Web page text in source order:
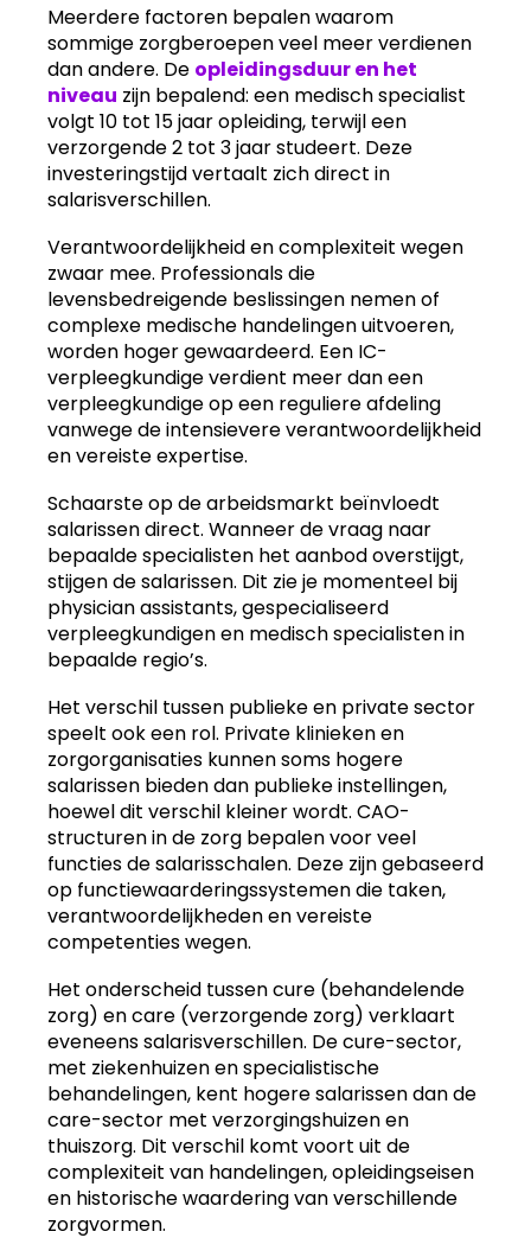
Meerdere factoren bepalen waarom
sommige zorgberoepen veel meer verdienen
dan andere. De opleidingsduur en het
niveau zijn bepalend: een medisch specialist
volgt 10 tot 15 jaar opleiding, terwijl een
verzorgende 2 tot 3 jaar studeert. Deze
investeringstijd vertaalt zich direct in
salarisverschillen.
Verantwoordelijkheid en complexiteit wegen
zwaar mee. Professionals die
levensbedreigende beslissingen nemen of
complexe medische handelingen uitvoeren,
worden hoger gewaardeerd. Een IC-
verpleegkundige verdient meer dan een
verpleegkundige op een reguliere afdeling
vanwege de intensievere verantwoordelijkheid
en vereiste expertise.
Schaarste op de arbeidsmarkt beïnvloedt
salarissen direct. Wanneer de vraag naar
bepaalde specialisten het aanbod overstijgt,
stijgen de salarissen. Dit zie je momenteel bij
physician assistants, gespecialiseerd
verpleegkundigen en medisch specialisten in
bepaalde regio’s.
Het verschil tussen publieke en private sector
speelt ook een rol. Private klinieken en
zorgorganisaties kunnen soms hogere
salarissen bieden dan publieke instellingen,
hoewel dit verschil kleiner wordt. CAO-
structuren in de zorg bepalen voor veel
functies de salarisschalen. Deze zijn gebaseerd
op functiewaarderingssystemen die taken,
verantwoordelijkheden en vereiste
competenties wegen.
Het onderscheid tussen cure (behandelende
zorg) en care (verzorgende zorg) verklaart
eveneens salarisverschillen. De cure-sector,
met ziekenhuizen en specialistische
behandelingen, kent hogere salarissen dan de
care-sector met verzorgingshuizen en
thuiszorg. Dit verschil komt voort uit de
complexiteit van handelingen, opleidingseisen
en historische waardering van verschillende
zorgvormen.